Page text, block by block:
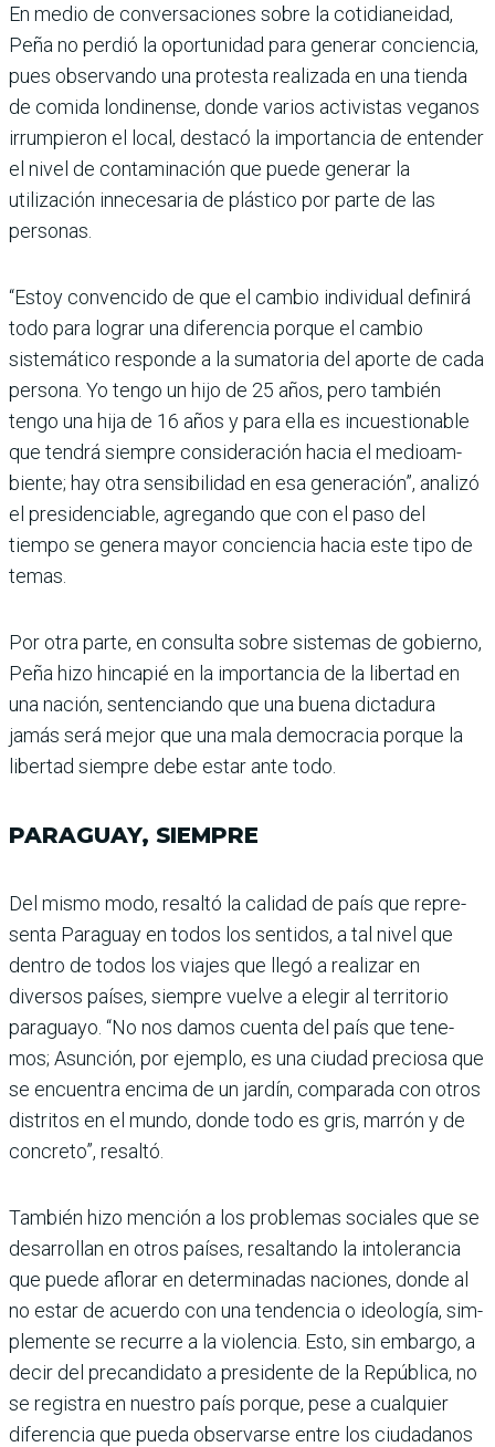
En medio de conversacio­nes sobre la cotidianeidad,
Peña no perdió la oportuni­dad para generar conciencia,
pues observando una pro­testa realizada en una tienda
de comida londinense, donde varios activistas veganos
irrumpieron el local, destacó la importancia de entender
el nivel de contaminación que puede generar la
utilización innecesaria de plástico por parte de las
personas.
“Estoy convencido de que el cambio individual definirá
todo para lograr una diferen­cia porque el cambio
sistemá­tico responde a la sumatoria del aporte de cada
persona. Yo tengo un hijo de 25 años, pero también
tengo una hija de 16 años y para ella es incuestio­nable
que tendrá siempre con­sideración hacia el medioam­
biente; hay otra sensibilidad en esa generación”, analizó
el presidenciable, agregando que con el paso del
tiempo se genera mayor conciencia hacia este tipo de
temas.
Por otra parte, en consulta sobre sistemas de gobierno,
Peña hizo hincapié en la importancia de la liber­tad en
una nación, senten­ciando que una buena dicta­dura
jamás será mejor que una mala democracia por­que la
libertad siempre debe estar ante todo.
PARAGUAY, SIEMPRE
Del mismo modo, resaltó la calidad de país que repre­
senta Paraguay en todos los sentidos, a tal nivel que
dentro de todos los via­jes que llegó a realizar en
diversos países, siempre vuelve a elegir al territorio
paraguayo. “No nos damos cuenta del país que tene­
mos; Asunción, por ejem­plo, es una ciudad preciosa que
se encuentra encima de un jardín, comparada con otros
distritos en el mundo, donde todo es gris, marrón y de
concreto”, resaltó.
También hizo mención a los problemas sociales que se
desarrollan en otros países, resaltando la intolerancia
que puede aflorar en deter­minadas naciones, donde al
no estar de acuerdo con una tendencia o ideología, sim­
plemente se recurre a la vio­lencia. Esto, sin embargo, a
decir del precandidato a presidente de la República, no
se registra en nuestro país porque, pese a cual­quier
diferencia que pueda observarse entre los ciu­dadanos